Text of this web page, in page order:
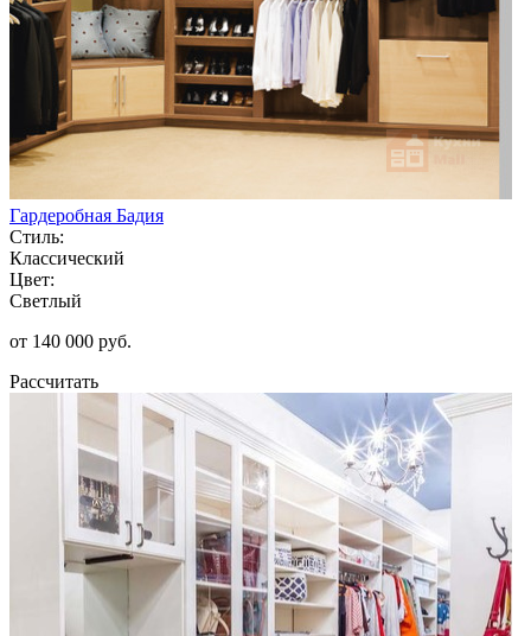
Гардеробная Бадия
Стиль:
Классический
Цвет:
Светлый
от 140 000 руб.
Рассчитать